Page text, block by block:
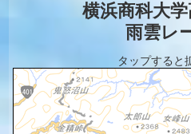
横浜商科大
雨雲レ
タップすると